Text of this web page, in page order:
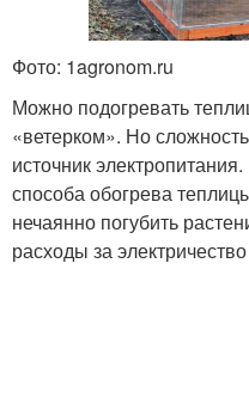
Фото: 1agronom.ru
Можно подогревать
«ветерком». Но
источник
способа обогрева
нечаянно погубить
расходы за